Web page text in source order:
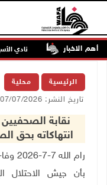
أهم الاخبار
نابلس نادي الأسير:
الرئيسية محلية
تاريخ النشر: 07/07/2026 07:01 م
نقابة
انتهاكاته بحق
رام
بأن جيش الاحتلال